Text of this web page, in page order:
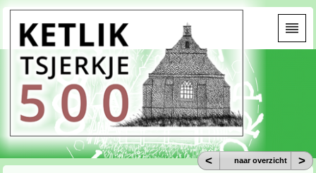
< naar overzicht >